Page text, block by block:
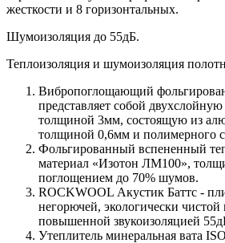
жесткости и 8 горизонтальных.
Шумоизоляция до 55дБ.
Теплоизоляция и шумоизоляция
Вибропоглощающий
представляет собой
толщиной 3мм, состоящую из
толщиной 0,6мм и полимерного
Фольгированный вспененный
материал «Изотон ЛМ100»,
поглощением до 70% шумов.
ROCKWOOL Акустик Баттс -
негорючей, экологически
повышенной звукоизоляцией
Утеплитель минеральная вата